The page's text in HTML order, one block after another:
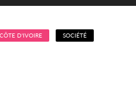
CÔTE D'IVOIRE SOCIÉTÉ